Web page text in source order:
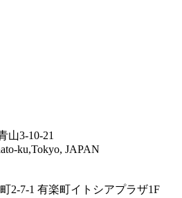
山3-10-21
ku,Tokyo, JAPAN
2-7-1 有楽町イトシアプラザ1F